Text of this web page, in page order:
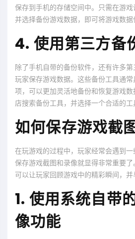
保存到手机的存储空间中。只需在游戏
并选择备份游戏数据，即可将游戏数据
4. 使用第三方备
除了手机自带的备份软件，还有许多
玩家保存游戏数据。这些备份工具通
项，可以更加灵活地备份和恢复游戏
店搜索备份工具，并选择一个合适的工
如何保存游戏截
在玩游戏的过程中，玩家经常会遇到
保存游戏截图和录像就显得非常重要
可以让玩家回顾游戏中的精彩瞬间，并
1. 使用系统自带
像功能